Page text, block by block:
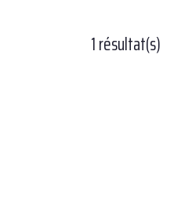
1 résultat(s)